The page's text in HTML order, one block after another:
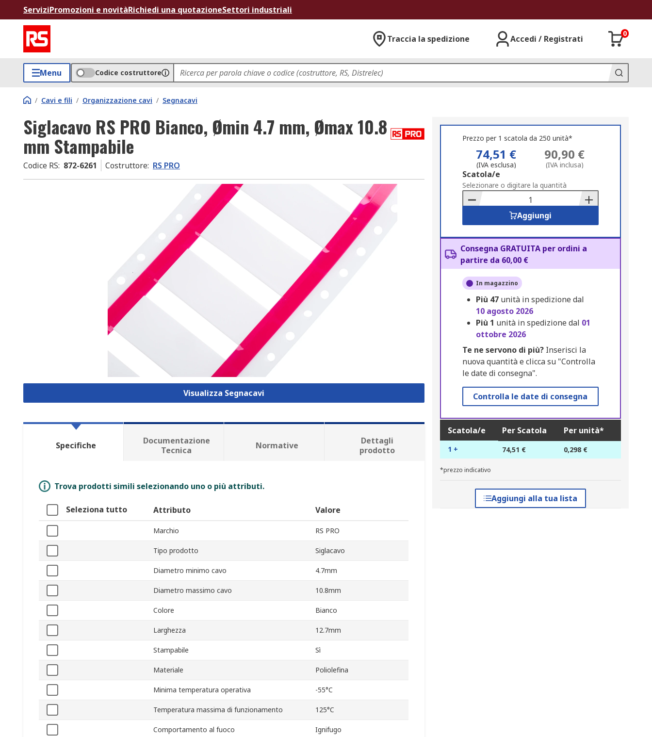
ServiziPromozioni e novitàRichiedi una quotazioneSettori industriali
Traccia la spedizione Accedi / Registrati
0
Menu Codice costruttore
/ Cavi e fili / Organizzazione cavi / Segnacavi
Siglacavo RS PRO Bianco, Ømin 4.7 mm, Ømax 10.8
mm Stampabile
Codice RS: 872-6261 Costruttore: RS PRO
Visualizza Segnacavi
Prezzo per 1 scatola da 250 unità*
74,51 €
(IVA esclusa)
90,90 €
(IVA inclusa)
Add
to
Basket
Scatola/e
Selezionare o digitare la quantità
Aggiungi
Consegna GRATUITA per ordini a
partire da 60,00 €
In magazzino
Più 47 unità in spedizione dal
10 agosto 2026
Più 1 unità in spedizione dal 01
ottobre 2026
Te ne servono di più?Inserisci la
nuova quantità e clicca su "Controlla
le date di consegna".
Controlla le date di consegna
Scatola/e Per Scatola Per unità*
1 + 74,51 € 0,298 €
*prezzo indicativo
Aggiungi alla tua lista
Specifiche
Documentazione
Tecnica
Normative
Dettagli
prodotto
Trova prodotti simili selezionando uno o più attributi.
Seleziona tutto Attributo Valore
Marchio RS PRO
Tipo prodotto Siglacavo
Diametro minimo cavo 4.7mm
Diametro massimo cavo 10.8mm
Colore Bianco
Larghezza 12.7mm
Stampabile Sì
Materiale Poliolefina
Minima temperatura operativa -55°C
Temperatura massima di funzionamento 125°C
Comportamento al fuoco Ignifugo